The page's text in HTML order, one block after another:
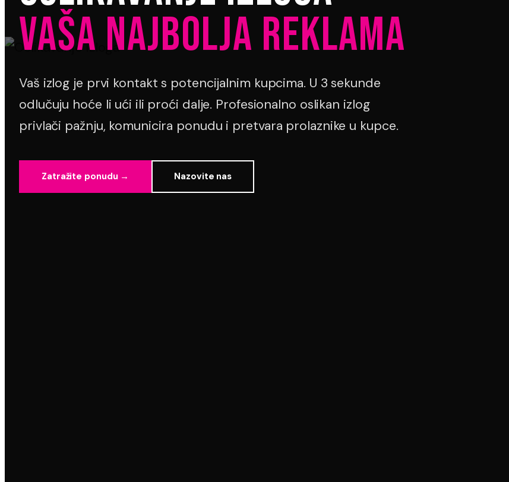
VAŠA NAJBOLJA REKLAMA
Vaš izlog je prvi kontakt s potencijalnim kupcima. U 3 sekunde
odlučuju hoće li ući ili proći dalje. Profesionalno oslikan izlog
privlači pažnju, komunicira ponudu i pretvara prolaznike u kupce.
Zatražite ponudu → Nazovite nas